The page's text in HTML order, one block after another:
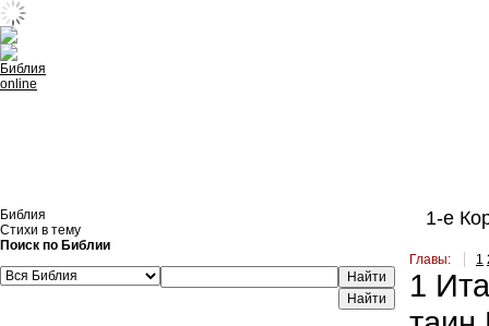
Библия
Стихи в тему
Поиск по Библии
Найти
1-е
Главы: 1
1